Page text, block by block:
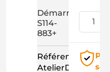
Démarreur
S114-
883+
Référence
AtelierD